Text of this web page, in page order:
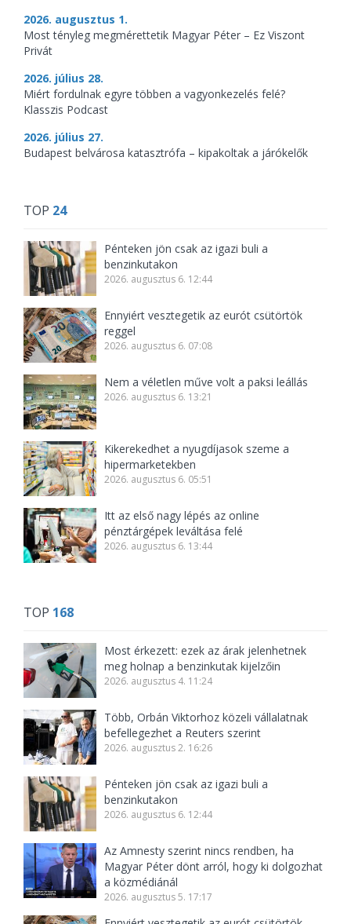
2026. augusztus 1.
Most tényleg megmérettetik Magyar Péter – Ez Viszont
Privát
2026. július 28.
Miért fordulnak egyre többen a vagyonkezelés felé?
Klasszis Podcast
2026. július 27.
Budapest belvárosa katasztrófa – kipakoltak a járókelők
TOP 24
Pénteken jön csak az igazi buli a
benzinkutakon
2026. augusztus 6. 12:44
Ennyiért vesztegetik az eurót csütörtök
reggel
2026. augusztus 6. 07:08
Nem a véletlen műve volt a paksi leállás
2026. augusztus 6. 13:21
Kikerekedhet a nyugdíjasok szeme a
hipermarketekben
2026. augusztus 6. 05:51
Itt az első nagy lépés az online
pénztárgépek leváltása felé
2026. augusztus 6. 13:44
TOP 168
Most érkezett: ezek az árak jelenhetnek
meg holnap a benzinkutak kijelzőin
2026. augusztus 4. 11:24
Több, Orbán Viktorhoz közeli vállalatnak
befellegezhet a Reuters szerint
2026. augusztus 2. 16:26
Pénteken jön csak az igazi buli a
benzinkutakon
2026. augusztus 6. 12:44
Az Amnesty szerint nincs rendben, ha
Magyar Péter dönt arról, hogy ki dolgozhat
a közmédiánál
2026. augusztus 5. 17:17